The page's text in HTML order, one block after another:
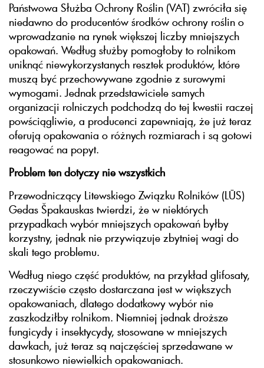
Państwowa Służba Ochrony Roślin (VAT) zwróciła się
niedawno do producentów środków ochrony roślin o
wprowadzanie na rynek większej liczby mniejszych
opakowań. Według służby pomogłoby to rolnikom
uniknąć niewykorzystanych resztek produktów, które
muszą być przechowywane zgodnie z surowymi
wymogami. Jednak przedstawiciele samych
organizacji rolniczych podchodzą do tej kwestii raczej
powściągliwie, a producenci zapewniają, że już teraz
oferują opakowania o różnych rozmiarach i są gotowi
reagować na popyt.
Problem ten dotyczy nie wszystkich
Przewodniczący Litewskiego Związku Rolników (LŪS)
Gedas Špakauskas twierdzi, że w niektórych
przypadkach wybór mniejszych opakowań byłby
korzystny, jednak nie przywiązuje zbytniej wagi do
skali tego problemu.
Według niego część produktów, na przykład glifosaty,
rzeczywiście często dostarczana jest w większych
opakowaniach, dlatego dodatkowy wybór nie
zaszkodziłby rolnikom. Niemniej jednak droższe
fungicydy i insektycydy, stosowane w mniejszych
dawkach, już teraz są najczęściej sprzedawane w
stosunkowo niewielkich opakowaniach.